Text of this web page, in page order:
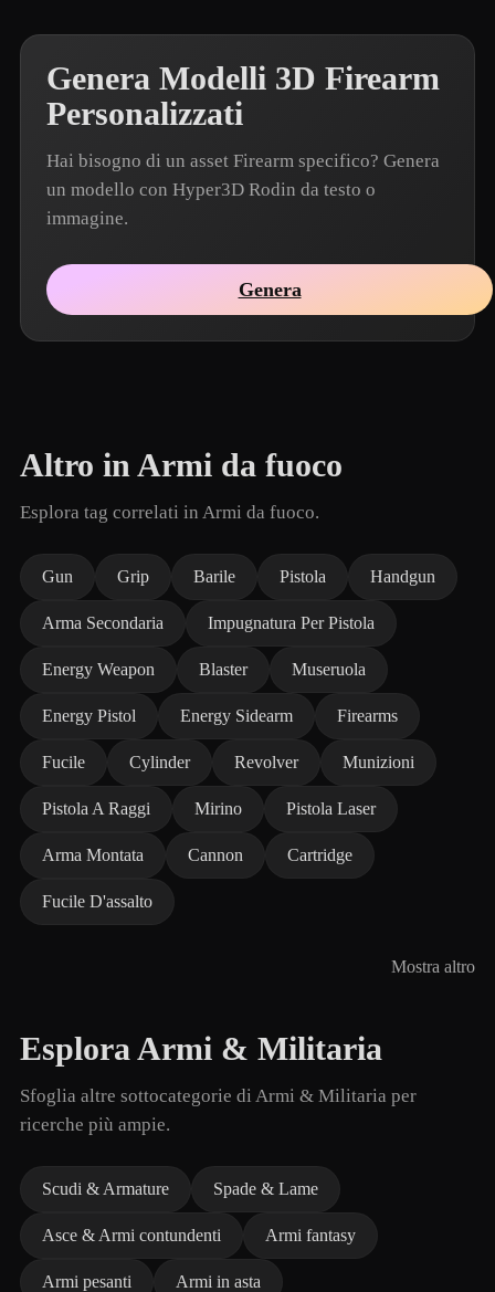
Genera Modelli 3D Firearm
Personalizzati
Hai bisogno di un asset Firearm specifico? Genera
un modello con Hyper3D Rodin da testo o
immagine.
Genera
Altro in Armi da fuoco
Esplora tag correlati in Armi da fuoco.
Gun Grip Barile Pistola Handgun
Arma Secondaria Impugnatura Per Pistola
Energy Weapon Blaster Museruola
Energy Pistol Energy Sidearm Firearms
Fucile Cylinder Revolver Munizioni
Pistola A Raggi Mirino Pistola Laser
Arma Montata Cannon Cartridge
Fucile D'assalto
Mostra altro
Esplora Armi & Militaria
Sfoglia altre sottocategorie di Armi & Militaria per
ricerche più ampie.
Scudi & Armature Spade & Lame
Asce & Armi contundenti Armi fantasy
Armi pesanti Armi in asta